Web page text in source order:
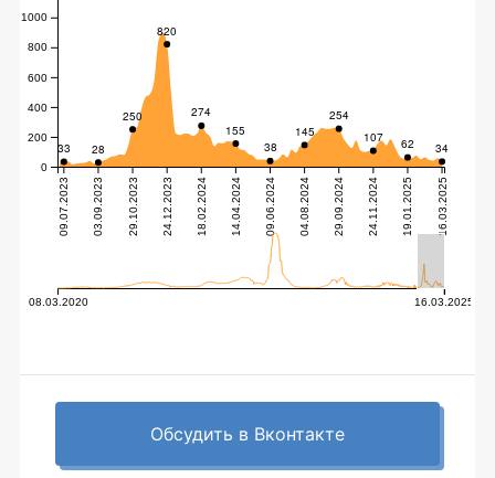
Обсудить в Вконтакте